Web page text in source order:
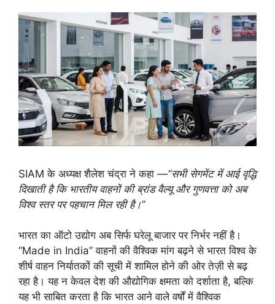
SIAM के अध्यक्ष शैलेश चंद्रा ने कहा —“सभी सेगमेंट में आई वृद्धि
दिखाती है कि भारतीय वाहनों की ब्रांड वैल्यू और गुणवत्ता को अब
विश्व स्तर पर पहचान मिल रही है।”
भारत का ऑटो उद्योग अब सिर्फ घरेलू बाजार पर निर्भर नहीं है।
“Made in India” वाहनों की वैश्विक मांग बढ़ने से भारत विश्व के
शीर्ष वाहन निर्यातकों की सूची में शामिल होने की ओर तेज़ी से बढ़
रहा है। यह न केवल देश की औद्योगिक क्षमता को दर्शाता है, बल्कि
यह भी साबित करता है कि भारत आने वाले वर्षों में वैश्विक